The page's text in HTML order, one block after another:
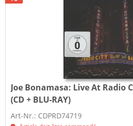
Joe Bonamasa: Live At Radio
(CD + BLU-RAY)
Art-Nr.: CDPRD74719